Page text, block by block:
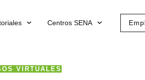
Centros SENA
VIRTUALES